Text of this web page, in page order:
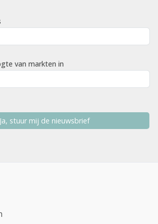
van markten in
Ja, stuur mij de nieuwsbrief